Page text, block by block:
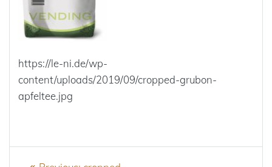
https://le-ni.de/wp-
content/uploads/2019/09/cropped-grubon-
apfeltee.jpg
Beitragsnavigation